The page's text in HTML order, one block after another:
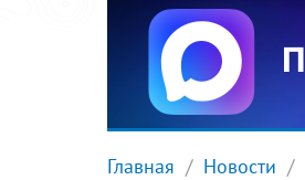
Главная Новости